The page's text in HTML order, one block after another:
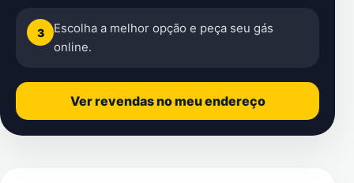
3
Escolha a melhor opção e peça seu gás
online.
Ver revendas no meu endereço